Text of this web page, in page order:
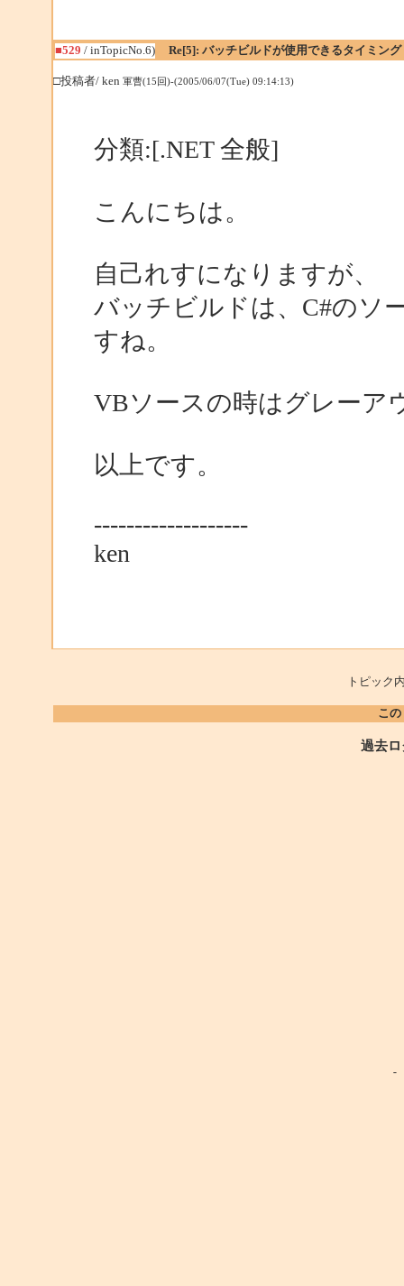
■529 / inTopicNo.6) Re[5]: バッチビルドが使用できるタイミング
□投稿者/ ken 軍曹(15回)-(2005/06/07(Tue) 09:14:13)
分類:[.NET 全般]
こんにちは。
自己れすになりますが、
バッチビルドは、C#のソ
すね。
VBソースの時はグレーア
以上です。
-------------------
ken
トピッ
こ
過去